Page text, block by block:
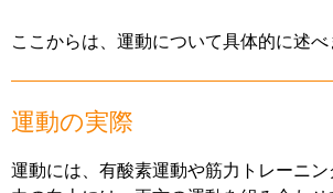
ここからは、運動について具体的に述べ
運動の実際
運動には、有酸素運動や筋力トレーニ